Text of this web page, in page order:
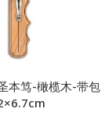
本笃-橄榄木-带包